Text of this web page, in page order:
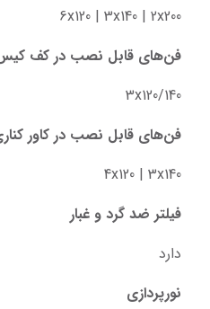
6x120 | 3x140 | 2x200
فن‌های قابل نصب در کف کیس
3x120/140
فن‌های قابل نصب در کاور کناری
4x120 | 3x140
فیلتر ضد گرد و غبار
دارد
نورپردازی